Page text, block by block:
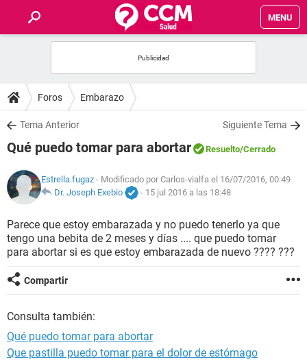
MENU
FOROS
SALUD
FAMILIA
NUTRICIÓN
BIENESTAR
Foros Embarazo
Tema Anterior Siguiente Tema
Qué puedo tomar para abortar Resuelto/Cerrado
Estrella.fugaz - Modificado por Carlos-vialfa el 16/07/2016, 00:49
Dr. Joseph Exebio
- 15 jul 2016 a las 18:48
Parece que estoy embarazada y no puedo tenerlo ya que
tengo una bebita de 2 meses y días .... que puedo tomar
para abortar si es que estoy embarazada de nuevo ???? ???
Compartir
Consulta también:
Qué puedo tomar para abortar
Que pastilla puedo tomar para el dolor de estómago